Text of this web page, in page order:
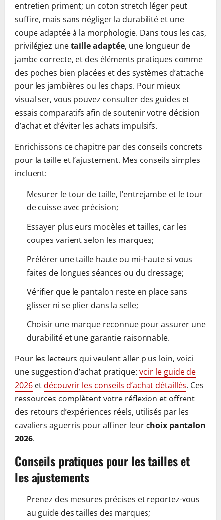
entretien priment; un coton stretch léger peut
suffire, mais sans négliger la durabilité et une
coupe adaptée à la morphologie. Dans tous les cas,
privilégiez unetaille adaptée, une longueur de
jambe correcte, et des éléments pratiques comme
des poches bien placées et des systèmes d’attache
pour les jambières ou les chaps. Pour mieux
visualiser, vous pouvez consulter des guides et
essais comparatifs afin de soutenir votre décision
d’achat et d’éviter les achats impulsifs.
Enrichissons ce chapitre par des conseils concrets
pour la taille et l’ajustement. Mes conseils simples
incluent:
Mesurer le tour de taille, l’entrejambe et le tour
de cuisse avec précision;
Essayer plusieurs modèles et tailles, car les
coupes varient selon les marques;
Préférer une taille haute ou mi-haute si vous
faites de longues séances ou du dressage;
Vérifier que le pantalon reste en place sans
glisser ni se plier dans la selle;
Choisir une marque reconnue pour assurer une
durabilité et une garantie raisonnable.
Pour les lecteurs qui veulent aller plus loin, voici
une suggestion d’achat pratique: voir le guide de
2026 etdécouvrir les conseils d’achat détaillés. Ces
ressources complètent votre réflexion et offrent
des retours d’expériences réels, utilisés par les
cavaliers aguerris pour affiner leurchoix pantalon
2026.
Conseils pratiques pour les tailles et
les ajustements
Prenez des mesures précises et reportez-vous
au guide des tailles des marques;